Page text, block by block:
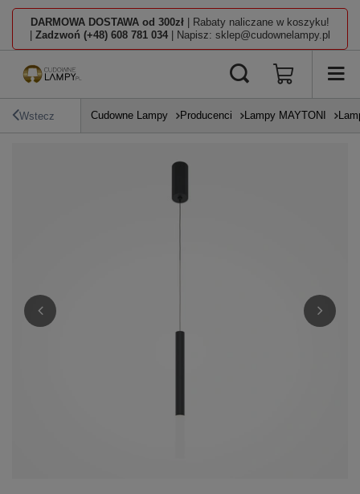
DARMOWA DOSTAWA od 300zł | Rabaty naliczane w koszyku!
Zadzwoń (+48) 608 781 034 | Napisz: sklep@cudownelampy.pl
Wstecz Cudowne Lampy Producenci Lampy MAYTONI